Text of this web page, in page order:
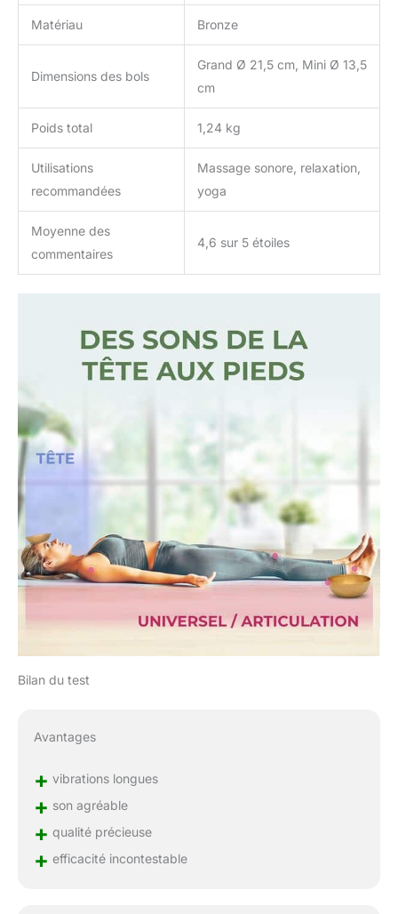
Matériau Bronze
Dimensions des bols
Grand Ø 21,5 cm, Mini Ø 13,5
cm
Poids total 1,24 kg
Utilisations
recommandées
Massage sonore, relaxation,
yoga
Moyenne des
commentaires
4,6 sur 5 étoiles
Bilan du test
Avantages
+ vibrations longues
+ son agréable
+ qualité précieuse
+ efficacité incontestable